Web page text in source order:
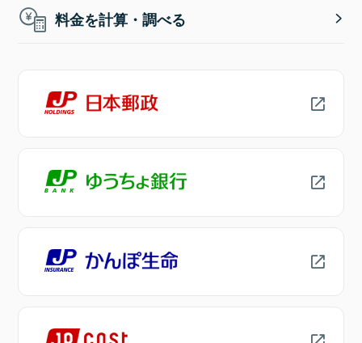
料金を計算・調べる